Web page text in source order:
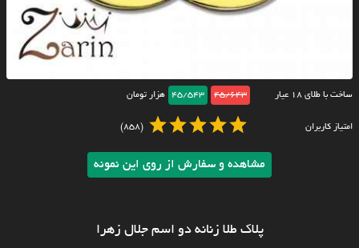
ساخت با طلای ۱۸ عیار 45/643
45/543 هزار تومان
امتیاز کاربران (858)
مشاهده و سفارش از روی این نمونه
پلاک طلا زنانه دو اسم جلال زهرا